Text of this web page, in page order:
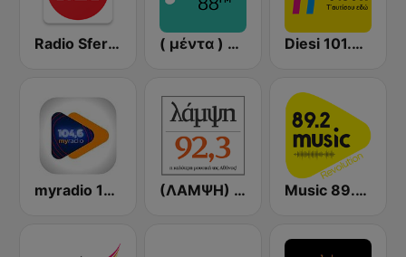
Radio Sfera 102.2 FM ( μέντα ) Menta 88 FM Diesi 101.3 FM
myradio 104.6 FM (ΛΑΜΨΗ) Lampsi 92.3 FM Music 89.2 FM